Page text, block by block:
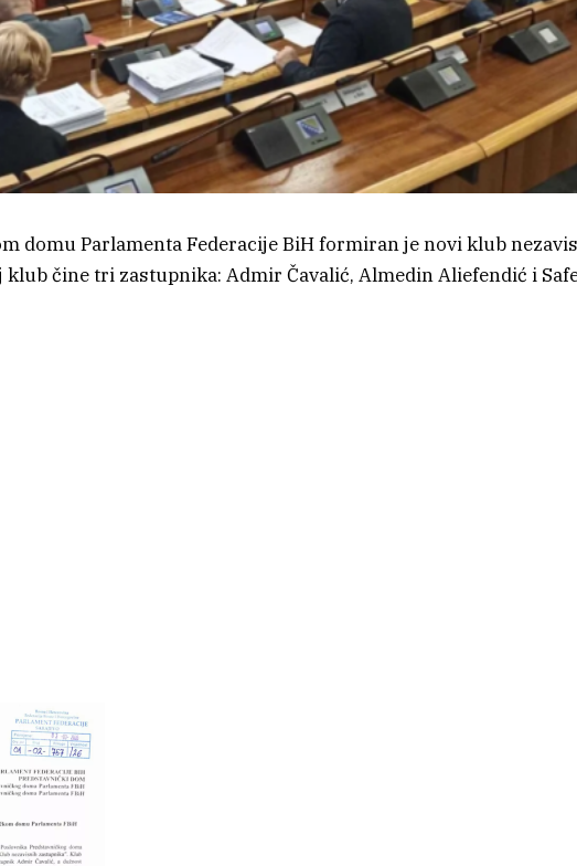
domu Parlamenta Federacije BiH formiran je novi klub
klub čine tri zastupnika: Admir Čavalić, Almedin Aliefendić i